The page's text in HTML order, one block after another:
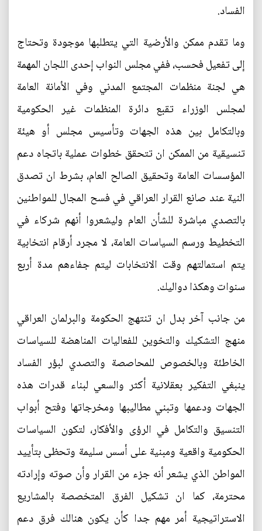
الفساد.
وما تقدم ممكن والأرضية التي يتطلبها موجودة وتحتاج
إلى تفعيل فحسب، ففي مجلس النواب إحدى اللجان المهمة
هي لجنة منظمات المجتمع المدني وفي الأمانة العامة
لمجلس الوزراء تقبع دائرة المنظمات غير الحكومية
وبالتكامل بين هذه الجهات وتأسيس مجلس أو هيئة
تنسيقية من الممكن ان تتحقق خطوات عملية باتجاه دعم
المؤسسات العامة وتحقيق الصالح العام، بشرط ان تصدق
النية عند صانع القرار العراقي في فسح المجال للمواطنين
بالتصدي مباشرة للشأن العام وليشعروا أنهم شركاء في
التخطيط ورسم السياسات العامة، لا مجرد أرقام انتخابية
يتم استمالتهم وقت الانتخابات ليتم جفاءهم مدة أربع
سنوات وهكذا دواليك.
من جانب آخر بدل ان تنتهج الحكومة والبرلمان العراقي
منهج التشكيك والتخوين للفعاليات المناهضة للسياسات
الخاطئة وبالخصوص للمحاصصة والتصدي لبؤر الفساد
ينبغي التفكير بعقلانية أكثر والسعي لبناء قدرات هذه
الجهات ودعمها وتبني مطاليبها ومخرجاتها وفتح أبواب
التنسيق والتكامل في الرؤى والأفكار، لتكون السياسات
الحكومية واقعية ومبنية على أسس سليمة وتحظى بتأييد
المواطن الذي يشعر أنه جزء من القرار وأن صوته وإرادته
محترمة، كما ان تشكيل الفرق المتخصصة بالمشاريع
الاستراتيجية أمر مهم جدا كأن يكون هنالك فرق دعم